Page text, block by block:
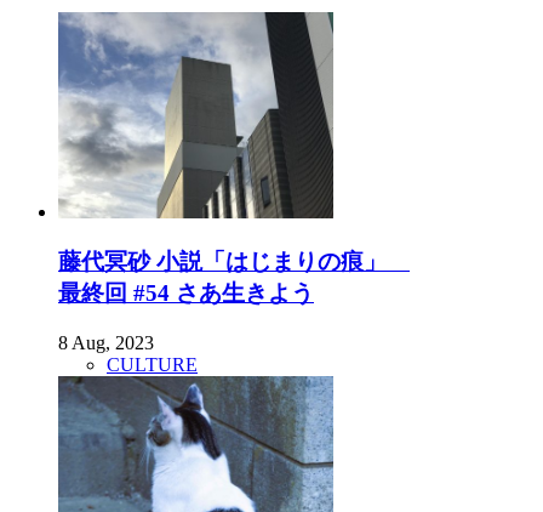
藤代冥砂 小説「はじまりの痕」
最終回 #54 さあ生きよう
8 Aug, 2023
CULTURE